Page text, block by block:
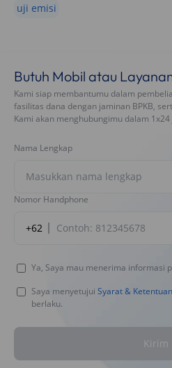
uji emisi
Butuh Mobil atau
Kami siap membantumu dalam
fasilitas dana dengan jaminan BPKB,
Kami akan menghubungimu dalam 1x24
Nama Lengkap
Nomor Handphone
+62
Ya, Saya mau menerima informasi
Saya menyetujui Syarat & Ketentuan
berlaku.
Kirim